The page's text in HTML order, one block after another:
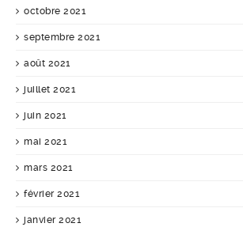
octobre 2021
septembre 2021
août 2021
juillet 2021
juin 2021
mai 2021
mars 2021
février 2021
janvier 2021